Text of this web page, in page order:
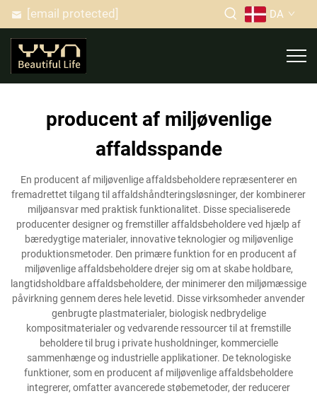
[email protected] DA
producent af miljøvenlige
affaldsspande
En producent af miljøvenlige affaldsbeholdere repræsenterer en
fremadrettet tilgang til affaldshåndteringsløsninger, der kombinerer
miljøansvar med praktisk funktionalitet. Disse specialiserede
producenter designer og fremstiller affaldsbeholdere ved hjælp af
bæredygtige materialer, innovative teknologier og miljøvenlige
produktionsmetoder. Den primære funktion for en producent af
miljøvenlige affaldsbeholdere drejer sig om at skabe holdbare,
langtidsholdbare affaldsbeholdere, der minimerer den miljømæssige
påvirkning gennem deres hele levetid. Disse virksomheder anvender
genbrugte plastmaterialer, biologisk nedbrydelige
kompositmaterialer og vedvarende ressourcer til at fremstille
beholdere til brug i private husholdninger, kommercielle
sammenhænge og industrielle applikationer. De teknologiske
funktioner, som en producent af miljøvenlige affaldsbeholdere
integrerer, omfatter avancerede støbemetoder, der reducerer